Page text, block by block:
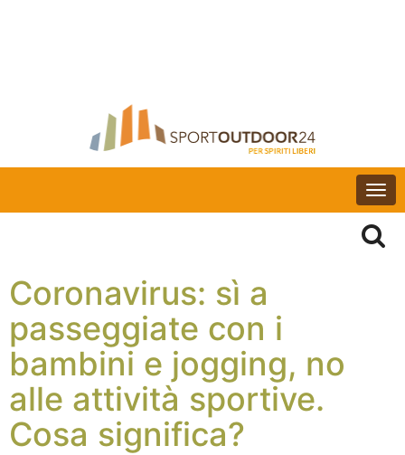
Coronavirus: sì a
passeggiate con i
bambini e jogging, no
alle attività sportive.
Cosa significa?